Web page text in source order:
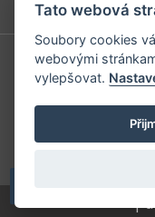
Příhlášení |
Kontaktní informace
Mapa stránek
|
Tato webová
Soubory cookies
webovými
vylepšovat.